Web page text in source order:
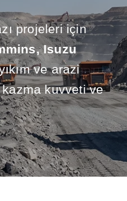
projeleri için
Isuzu
ve arazi
kuvveti ve